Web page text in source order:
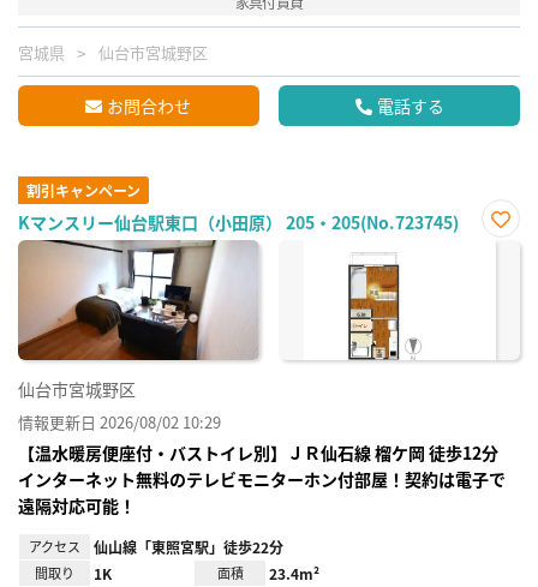
宮城県 仙台市宮城野区
お問合わせ 電話する
割引キャンペーン
Kマンスリー仙台駅東口（小田原） 205・205(No.723745)
お気
仙台市宮城野区
情報更新日 2026/08/02 10:29
【温水暖房便座付・バストイレ別】ＪＲ仙⽯線 榴ケ岡 徒歩12分
インターネット無料のテレビモニターホン付部屋！契約は電子で
遠隔対応可能！
アクセス 仙山線「東照宮駅」徒歩22分
間取り 1K 面積 23.4m²